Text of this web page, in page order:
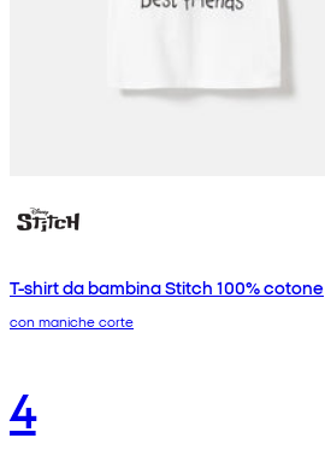
T-shirt da bambina Stitch 100% cotone
con maniche corte
4